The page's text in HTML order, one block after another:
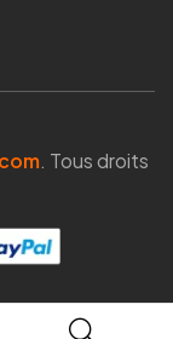
. Tous droits